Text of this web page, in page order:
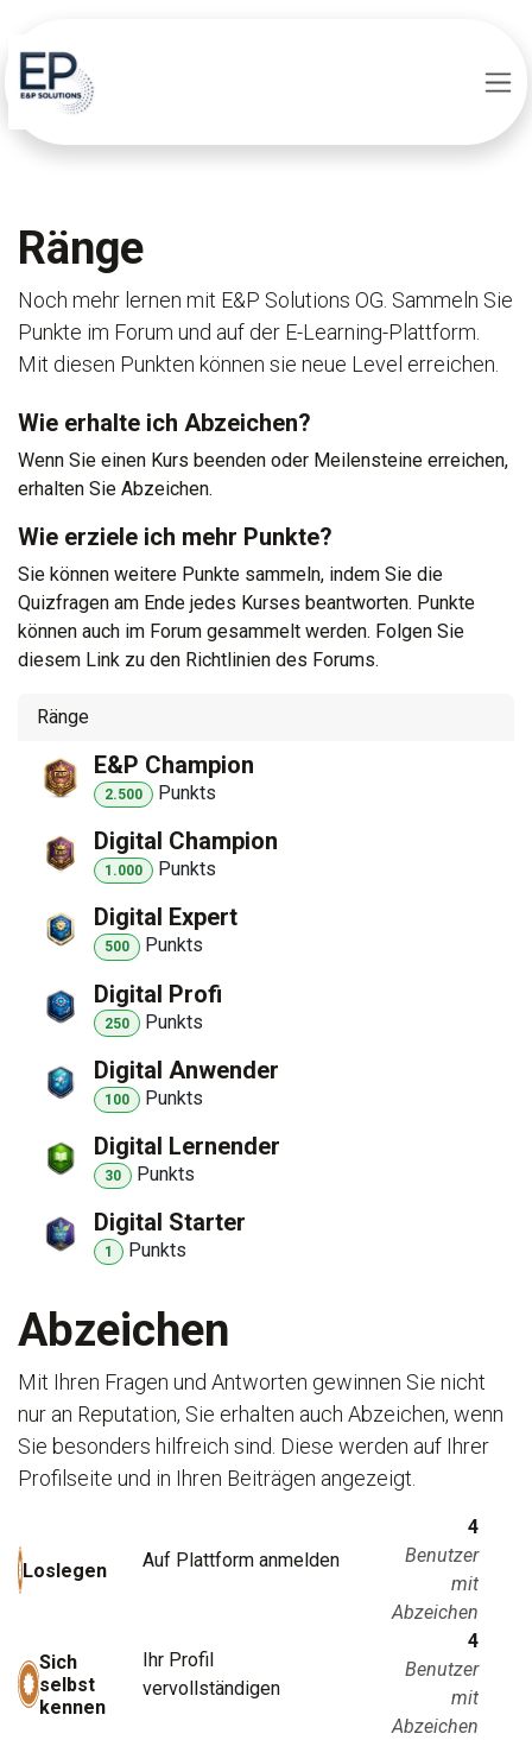
Ränge
Noch mehr lernen mit E&P Solutions OG. Sammeln Sie
Punkte im Forum und auf der E-Learning-Plattform.
Mit diesen Punkten können sie neue Level erreichen.
Wie erhalte ich Abzeichen?
Wenn Sie einen Kurs beenden oder Meilensteine erreichen,
erhalten Sie Abzeichen.
Wie erziele ich mehr Punkte?
Sie können weitere Punkte sammeln, indem Sie die
Quizfragen am Ende jedes Kurses beantworten. Punkte
können auch im Forum gesammelt werden. Folgen Sie
diesem Link zu den Richtlinien des Forums.
Ränge
E&P Champion
2.500 Punkts
Digital Champion
1.000 Punkts
Digital Expert
500 Punkts
Digital Profi
250 Punkts
Digital Anwender
100 Punkts
Digital Lernender
30 Punkts
Digital Starter
1 Punkts
Abzeichen
Mit Ihren Fragen und Antworten gewinnen Sie nicht
nur an Reputation, Sie erhalten auch Abzeichen, wenn
Sie besonders hilfreich sind. Diese werden auf Ihrer
Profilseite und in Ihren Beiträgen angezeigt.
Loslegen Auf Plattform anmelden
4
Benutzer
mit
Abzeichen
Sich
selbst
kennen
Ihr Profil
vervollständigen
4
Benutzer
mit
Abzeichen